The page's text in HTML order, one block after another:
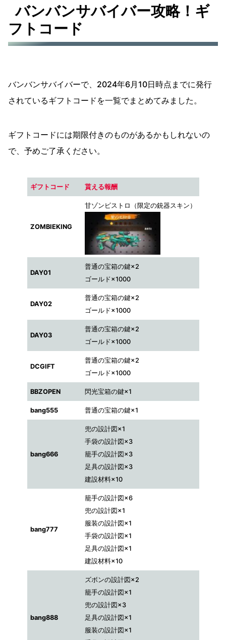
バンバンサバイバー攻略！ギ
フトコード
バンバンサバイバーで、2024年6月10日時点までに発行
されているギフトコードを一覧でまとめてみました。
ギフトコードには期限付きのものがあるかもしれないの
で、予めご了承ください。
ギフトコード 貰える報酬
ZOMBIEKING
甘ゾンビストロ（限定の銃器スキン）
DAY01
普通の宝箱の鍵×2
ゴールド×1000
DAY02
普通の宝箱の鍵×2
ゴールド×1000
DAY03
普通の宝箱の鍵×2
ゴールド×1000
DCGIFT
普通の宝箱の鍵×2
ゴールド×1000
BBZOPEN 閃光宝箱の鍵×1
bang555 普通の宝箱の鍵×1
bang666
兜の設計図×1
手袋の設計図×3
籠手の設計図×3
足具の設計図×3
建設材料×10
bang777
籠手の設計図×6
兜の設計図×1
服装の設計図×1
手袋の設計図×1
足具の設計図×1
建設材料×10
bang888
ズボンの設計図×2
籠手の設計図×1
兜の設計図×3
足具の設計図×1
服装の設計図×1